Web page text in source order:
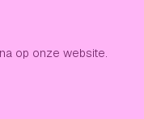
op onze website.